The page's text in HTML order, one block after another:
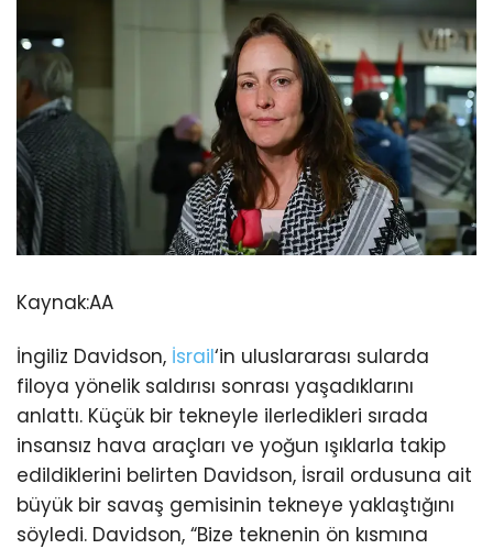
Kaynak:AA
İngiliz Davidson, İsrail‘in uluslararası sularda
filoya yönelik saldırısı sonrası yaşadıklarını
anlattı. Küçük bir tekneyle ilerledikleri sırada
insansız hava araçları ve yoğun ışıklarla takip
edildiklerini belirten Davidson, İsrail ordusuna ait
büyük bir savaş gemisinin tekneye yaklaştığını
söyledi. Davidson, “Bize teknenin ön kısmına